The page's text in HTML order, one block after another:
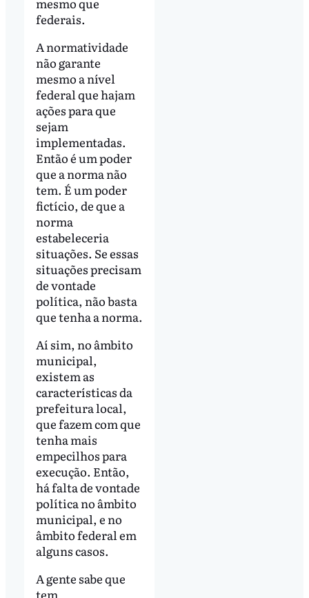
federais.
A normatividade
não garante
mesmo a nível
federal que hajam
ações para que
sejam
implementadas.
Então é um poder
que a norma não
tem. É um poder
fictício, de que a
norma
estabeleceria
situações. Se essas
situações precisam
de vontade
política, não basta
que tenha a norma.
Aí sim, no âmbito
municipal,
existem as
características da
prefeitura local,
que fazem com que
tenha mais
empecilhos para
execução. Então,
há falta de vontade
política no âmbito
municipal, e no
âmbito federal em
alguns casos.
A gente sabe que
tem